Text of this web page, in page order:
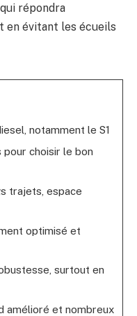
répondra
en évitant les écueils
notamment le S1
pour choisir le bon
trajets, espace
optimisé et
surtout en
amélioré et nombreux